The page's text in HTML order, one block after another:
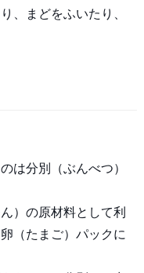
、まどをふいたり、
は分別（ぶんべつ）
）の原材料として利
（たまご）パックに